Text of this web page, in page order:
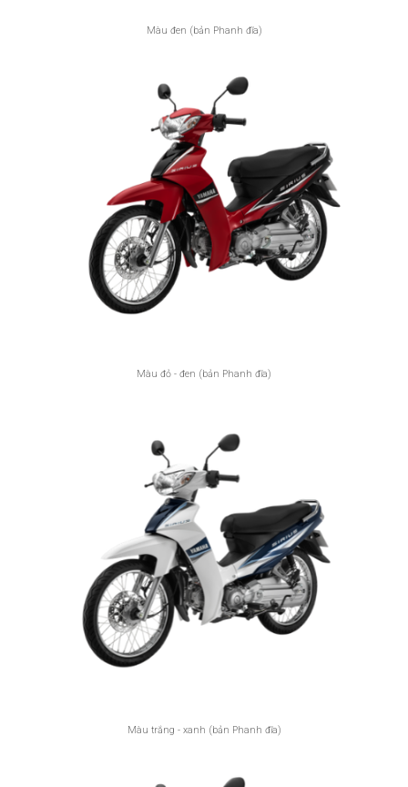
Màu đen (bản Phanh đĩa)
Màu đỏ - đen (bản Phanh đĩa)
Màu trắng - xanh (bản Phanh đĩa)